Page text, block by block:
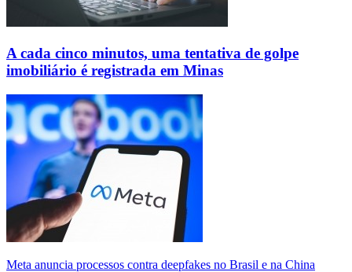
A cada cinco minutos, uma tentativa de golpe
imobiliário é registrada em Minas
Meta anuncia processos contra deepfakes no Brasil e na China